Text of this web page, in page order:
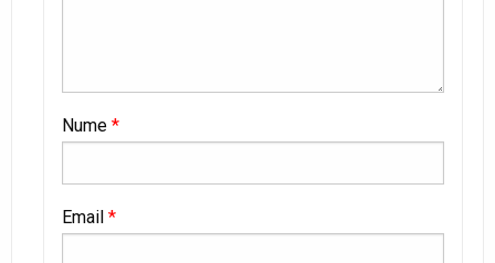
Nume *
Email *